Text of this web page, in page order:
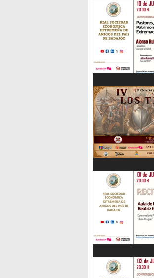
“DIÁLOGOS
Cayetano
Leal
"Pastores,
Patrimonio
Extremadura"
IV Jornadas
Recital de
Beatriz